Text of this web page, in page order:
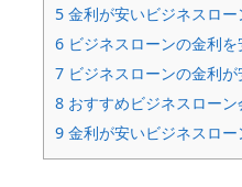
5 金利が安いビジネスロ
6 ビジネスローンの金利
7 ビジネスローンの金利
8 おすすめビジネスロー
9 金利が安いビジネスロ